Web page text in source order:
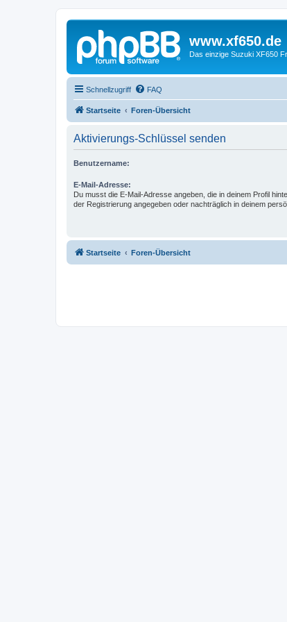
www.xf650.de
Das einzige Suzuki XF650
Schnellzugriff FAQ
Startseite Foren-Übersicht
Aktivierungs-Schlüssel senden
Benutzername:
E-Mail-Adresse:
Du musst die E-Mail-Adresse angeben, die in deinem Profil
der Registrierung angegeben oder nachträglich in deinem
Startseite Foren-Übersicht